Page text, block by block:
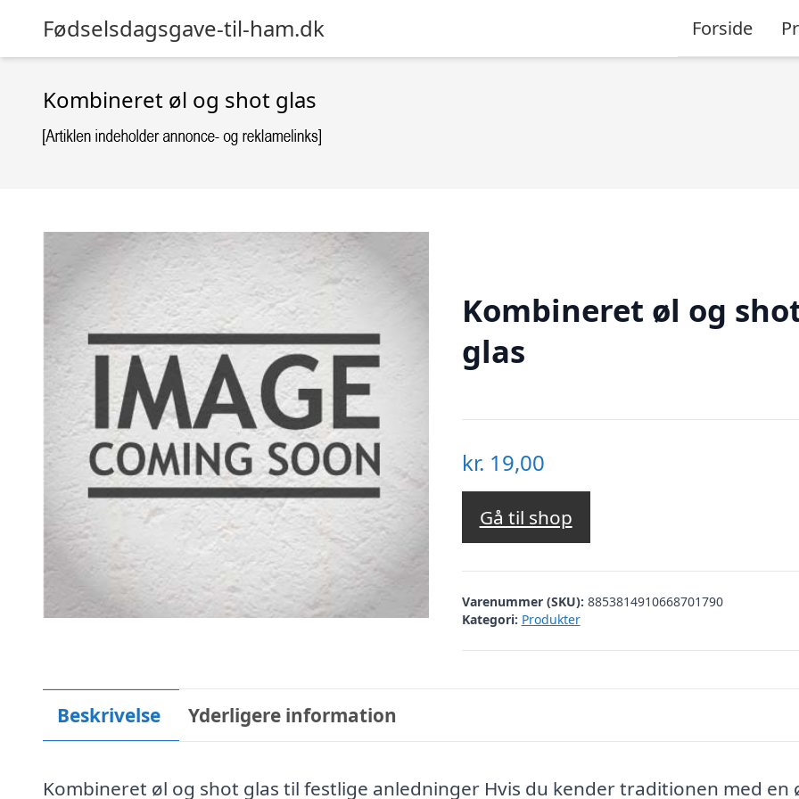
Fødselsdagsgave-til-ham.dk Forside
Kombineret øl og shot glas
Kombineret øl og
glas
kr. 19,00
Gå til shop
Varenummer (SKU): 8853814910668701790
Kategori: Produkter
Beskrivelse Yderligere information
Kombineret øl og shot glas til festlige anledninger Hvis du kender traditionen med en